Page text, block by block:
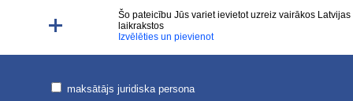
Šo pateicību Jūs variet ievietot uzreiz vairākos Latvijas
laikrakstos
Izvēlēties un pievienot
maksātājs juridiska persona